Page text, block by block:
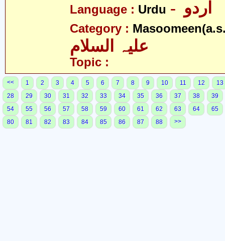
Language : Urdu
Category :
Topic :
<< 1 2 3 4 5 6 7 8 9 10 11 12
13
28
29 30 31 32 33 34 35 36 37 38
39
54
55 56 57 58 59 60 61 62 63 64
65
80
81 82 83 84 85 86 87 88 >>